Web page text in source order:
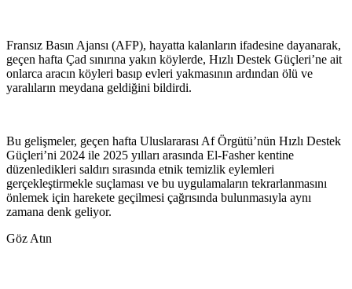
Fransız Basın Ajansı (AFP), hayatta kalanların ifadesine dayanarak,
geçen hafta Çad sınırına yakın köylerde, Hızlı Destek Güçleri’ne ait
onlarca aracın köyleri basıp evleri yakmasının ardından ölü ve
yaralıların meydana geldiğini bildirdi.
Bu gelişmeler, geçen hafta Uluslararası Af Örgütü’nün Hızlı Destek
Güçleri’ni 2024 ile 2025 yılları arasında El-Fasher kentine
düzenledikleri saldırı sırasında etnik temizlik eylemleri
gerçekleştirmekle suçlaması ve bu uygulamaların tekrarlanmasını
önlemek için harekete geçilmesi çağrısında bulunmasıyla aynı
zamana denk geliyor.
Göz Atın